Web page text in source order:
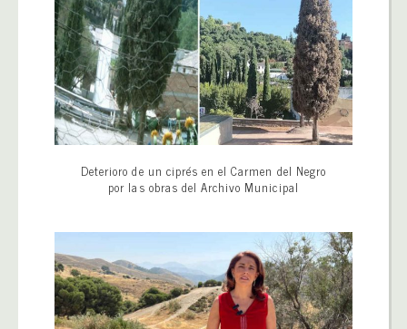
Deterioro de un ciprés en el Carmen del Negro
por las obras del Archivo Municipal